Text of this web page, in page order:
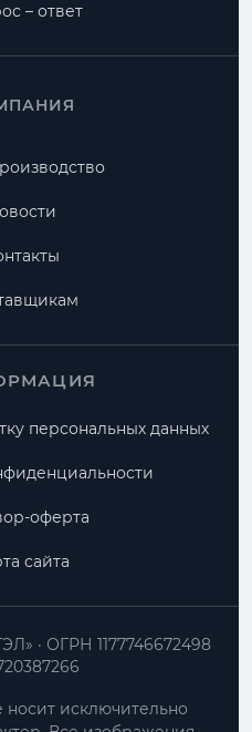
– ответ
персональных данных
оферта
сайта
ОГРН 1177746672498
исключительно